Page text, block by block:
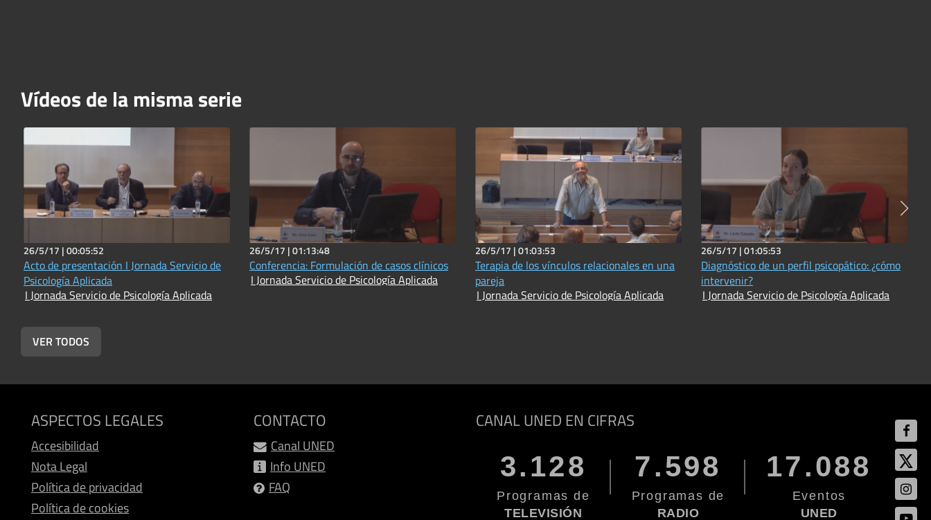
Vídeos de la misma serie
26/5/17 |00:05:52
Acto de presentación I Jornada Servicio de
Psicología Aplicada
I Jornada Servicio de Psicología Aplicada
26/5/17 |01:13:48
Conferencia: Formulación de casos clínicos
I Jornada Servicio de Psicología Aplicada
26/5/17 |01:03:53
Terapia de los vínculos relacionales en una
pareja
I Jornada Servicio de Psicología Aplicada
26/5/17 |01:05:53
Diagnóstico de un perfil psicopático: ¿cómo
intervenir?
I Jornada Servicio de Psicología Aplicada
VER TODOS
ASPECTOS LEGALES
Accesibilidad
Nota Legal
Política de privacidad
Política de cookies
CONTACTO
Canal UNED
Info UNED
FAQ
CANAL UNED EN CIFRAS
3.128
Programas de
TELEVISIÓN
7.598
Programas de
RADIO
17.088
Eventos
UNED